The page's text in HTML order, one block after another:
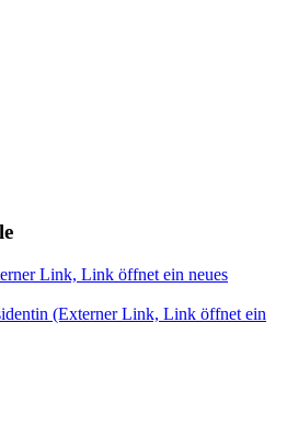
Link, Link öffnet ein neues
(Externer Link, Link öffnet ein